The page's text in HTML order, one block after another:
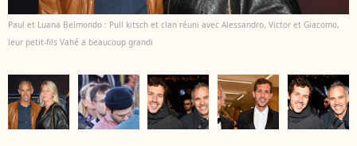
Paul et Luana Belmondo : Pull kitsch et clan réuni avec Alessandro, Victor et Giacomo,
leur petit-fils Vahé a beaucoup grandi